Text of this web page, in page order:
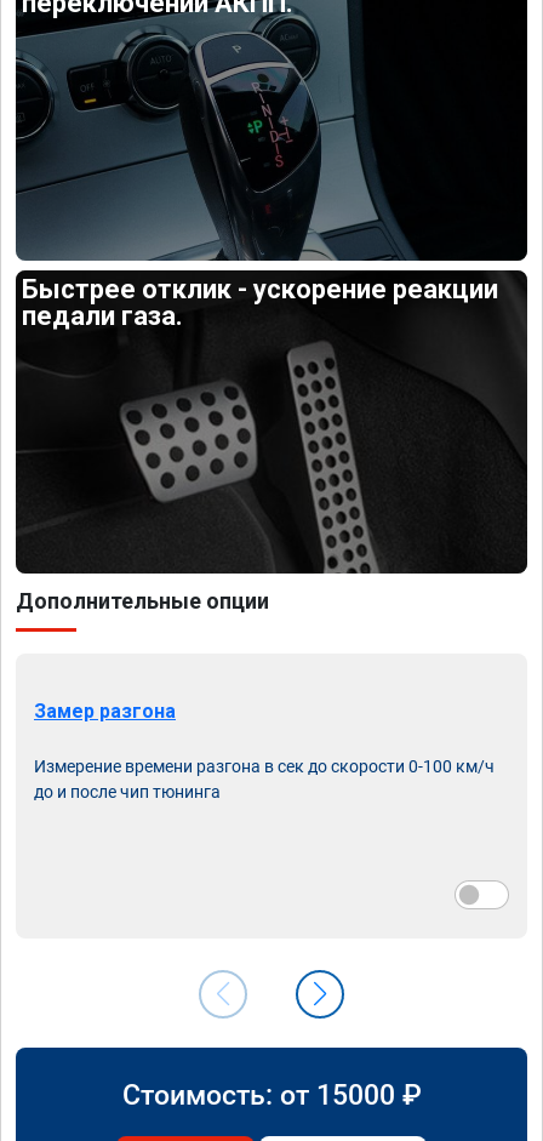
Быстрее отклик - ускорение реакции
педали газа.
Дополнительные опции
Замер разгона
Измерение времени разгона в сек до скорости 0-100 км/ч
до и после чип тюнинга
Стоимость: от 15000 ₽